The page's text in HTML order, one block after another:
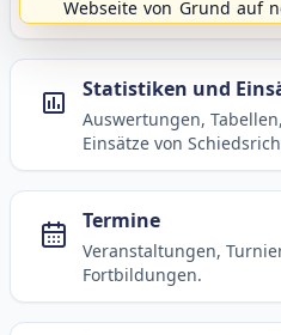
zum laufenden
Statistiken und
Auswertungen,
Einsätze von
Termine
Veranstaltungen,
Fortbildungen.
Webseite von Grund auf
Dabei wurden die
mit den Berechtigungen
hierher kopiert
uneingeschränkt genutzt
gerne an die
schicken.